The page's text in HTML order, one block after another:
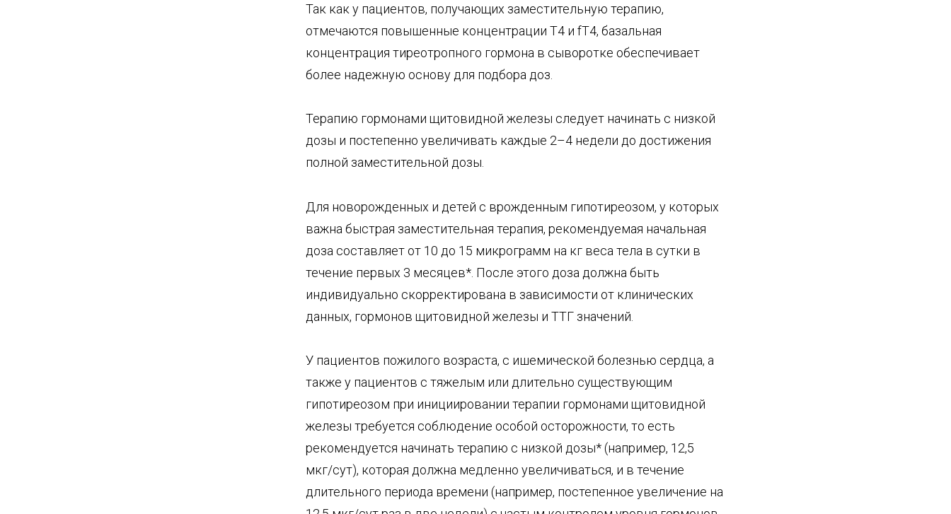
Так как у пациентов, получающих заместительную терапию,
отмечаются повышенные концентрации Т4 и fT4, базальная
концентрация тиреотропного гормона в сыворотке обеспечивает
более надежную основу для подбора доз.
Терапию гормонами щитовидной железы следует начинать с низкой
дозы и постепенно увеличивать каждые 2–4 недели до достижения
полной заместительной дозы.
Для новорожденных и детей с врожденным гипотиреозом, у которых
важна быстрая заместительная терапия, рекомендуемая начальная
доза составляет от 10 до 15 микрограмм на кг веса тела в сутки в
течение первых 3 месяцев*. После этого доза должна быть
индивидуально скорректирована в зависимости от клинических
данных, гормонов щитовидной железы и ТТГ значений.
У пациентов пожилого возраста, с ишемической болезнью сердца, а
также у пациентов с тяжелым или длительно существующим
гипотиреозом при инициировании терапии гормонами щитовидной
железы требуется соблюдение особой осторожности, то есть
рекомендуется начинать терапию с низкой дозы* (например, 12,5
мкг/сут), которая должна медленно увеличиваться, и в течение
длительного периода времени (например, постепенное увеличение на